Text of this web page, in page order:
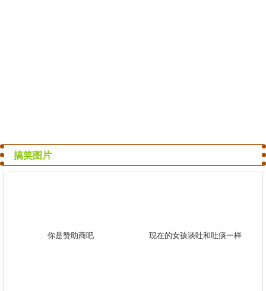
搞笑图片
你是赞助商吧 现在的女孩谈吐和吐痰一样